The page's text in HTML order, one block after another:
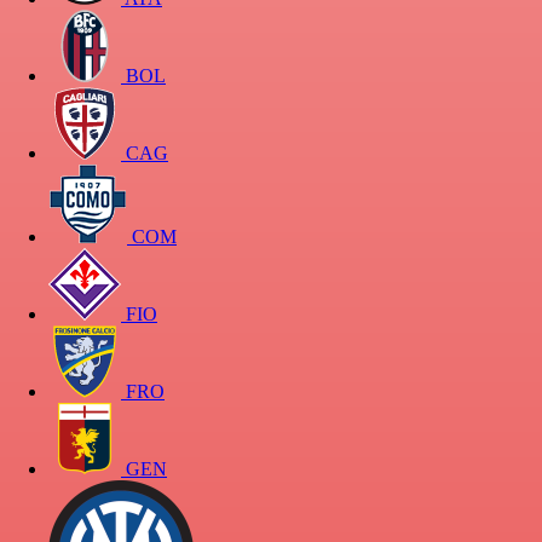
BOL
CAG
COM
FIO
FRO
GEN